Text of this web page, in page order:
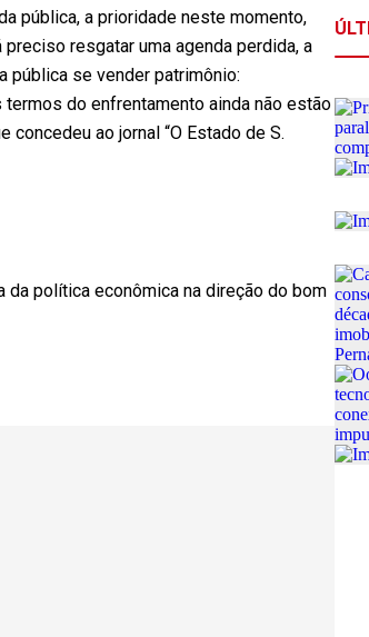
pública, a prioridade neste momento,
resgatar uma agenda perdida, a
pública se vender patrimônio:
do enfrentamento ainda não estão
ao jornal “O Estado de S.
da política econômica na direção do bom